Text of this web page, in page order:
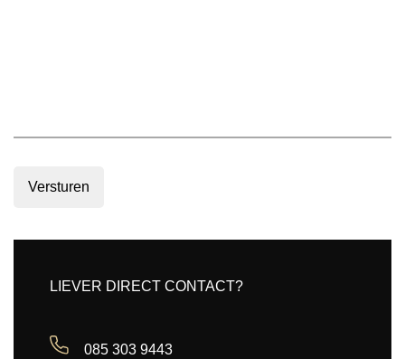
Versturen
LIEVER DIRECT CONTACT?
085 303 9443